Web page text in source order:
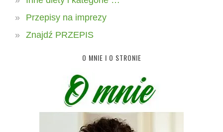
Przepisy na imprezy
Znajdź PRZEPIS
O MNIE I O STRONIE